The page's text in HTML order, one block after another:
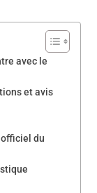
avec le
et avis
du